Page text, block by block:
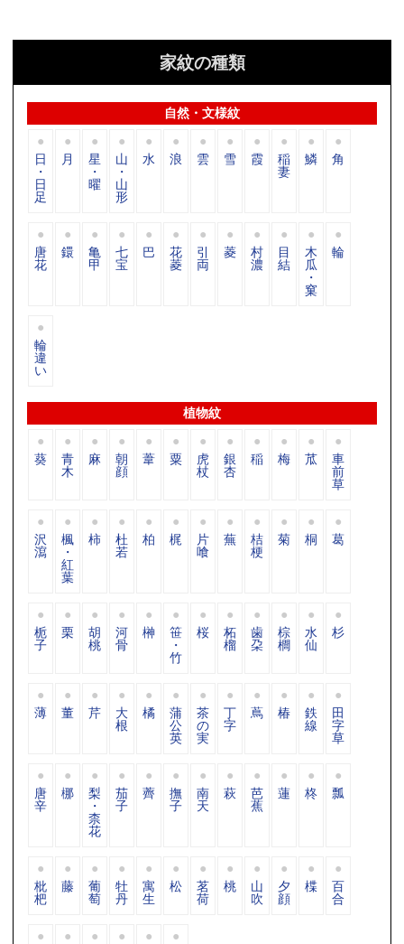
家紋の種類
自然・文様紋
日
・
日
足
月 星
・
曜
山
・
山
形
水 浪 雲 雪 霞 稲
妻
鱗 角
唐
花
鐶 亀
甲
七
宝
巴 花
菱
引
両
菱 村
濃
目
結
木
瓜
・
窠
輪
輪
違
い
植物紋
葵 青
木
麻 朝
顔
葦 粟 虎
杖
銀
杏
稲 梅 苽 車
前
草
沢
瀉
楓
・
紅
葉
柿 杜
若
柏 梶 片
喰
蕪 桔
梗
菊 桐 葛
栀
子
栗 胡
桃
河
骨
榊 笹
・
竹
桜 柘
榴
歯
朶
棕
櫚
水
仙
杉
薄 董 芹 大
根
橘 蒲
公
英
茶
の
実
丁
字
蔦 椿 鉄
線
田
字
草
唐
辛
梛 梨
・
柰
花
茄
子
薺 撫
子
南
天
萩 芭
蕉
蓮 柊 瓢
枇
杷
藤 葡
萄
牡
丹
寓
生
松 茗
荷
桃 山
吹
夕
顔
楪 百
合